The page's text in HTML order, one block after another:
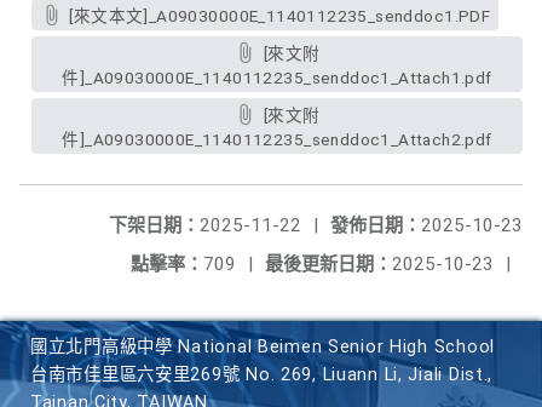
[來文本文]_A09030000E_1140112235_senddoc1.PDF
件]_A09030000E_1140112235_senddoc1_Attach1.pdf
件]_A09030000E_1140112235_senddoc1_Attach2.pdf
發佈日期： 2025-10-23
下架日期： 2025-11-22
|
最後更新日期： 2025-10-23 |
點擊率： 709 |
國立北門高級中學 National Beimen Senior High School
台南市佳里區六安里269號 No. 269, Liuann Li, Jiali Dist.,
Tainan City, TAIWAN